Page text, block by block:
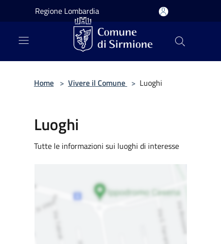
Salta al contenuto principale
Regione Lombardia
Home > Vivere il Comune > Luoghi
Luoghi
Tutte le informazioni sui luoghi di interesse